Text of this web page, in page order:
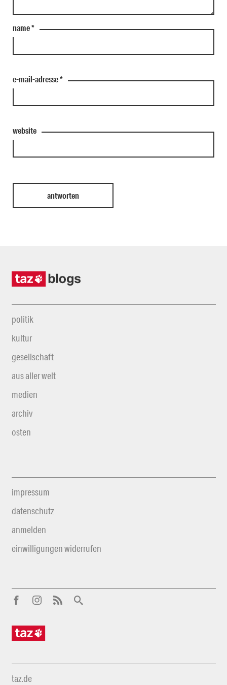
name*
e-mail-adresse*
website
politik
kultur
gesellschaft
aus aller welt
medien
archiv
osten
impressum
datenschutz
anmelden
einwilligungen widerrufen
taz.de